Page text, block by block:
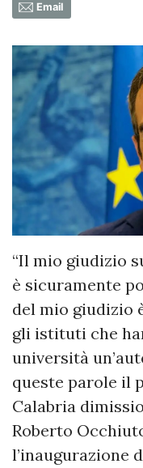
Email
“Il mio giudizio
è sicuramente
del mio giudizio
gli istituti che
università
queste parole il
Calabria
Roberto
l’inaugurazione